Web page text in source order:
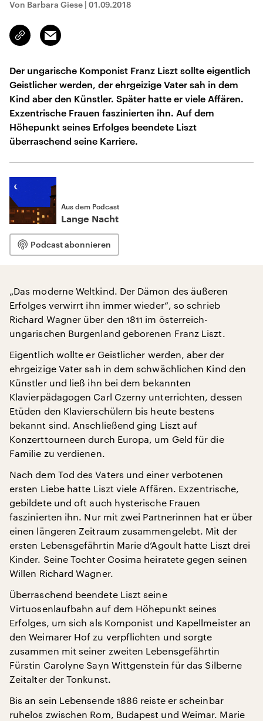
Von Barbara Giese | 01.09.2018
Link
kopieren/teilen
Email
Der ungarische Komponist Franz Liszt sollte eigentlich
Geistlicher werden, der ehrgeizige Vater sah in dem
Kind aber den Künstler. Später hatte er viele Affären.
Exzentrische Frauen faszinierten ihn. Auf dem
Höhepunkt seines Erfolges beendete Liszt
überraschend seine Karriere.
Aus dem Podcast
Lange Nacht
Podcast abonnieren
„Das moderne Weltkind. Der Dämon des äußeren
Erfolges verwirrt ihn immer wieder“, so schrieb
Richard Wagner über den 1811 im österreich-
ungarischen Burgenland geborenen Franz Liszt.
Eigentlich wollte er Geistlicher werden, aber der
ehrgeizige Vater sah in dem schwächlichen Kind den
Künstler und ließ ihn bei dem bekannten
Klavierpädagogen Carl Czerny unterrichten, dessen
Etüden den Klavierschülern bis heute bestens
bekannt sind. Anschließend ging Liszt auf
Konzerttourneen durch Europa, um Geld für die
Familie zu verdienen.
Nach dem Tod des Vaters und einer verbotenen
ersten Liebe hatte Liszt viele Affären. Exzentrische,
gebildete und oft auch hysterische Frauen
faszinierten ihn. Nur mit zwei Partnerinnen hat er über
einen längeren Zeitraum zusammengelebt. Mit der
ersten Lebensgefährtin Marie d‘Agoult hatte Liszt drei
Kinder. Seine Tochter Cosima heiratete gegen seinen
Willen Richard Wagner.
Überraschend beendete Liszt seine
Virtuosenlaufbahn auf dem Höhepunkt seines
Erfolges, um sich als Komponist und Kapellmeister an
den Weimarer Hof zu verpflichten und sorgte
zusammen mit seiner zweiten Lebensgefährtin
Fürstin Carolyne Sayn Wittgenstein für das Silberne
Zeitalter der Tonkunst.
Bis an sein Lebensende 1886 reiste er scheinbar
ruhelos zwischen Rom, Budapest und Weimar. Marie